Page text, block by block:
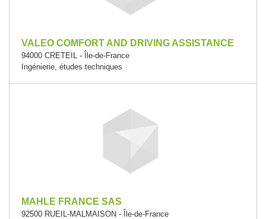
VALEO COMFORT AND DRIVING ASSISTANCE
94000 CRETEIL - Île-de-France
Ingénierie, études techniques
MAHLE FRANCE SAS
92500 RUEIL-MALMAISON - Île-de-France